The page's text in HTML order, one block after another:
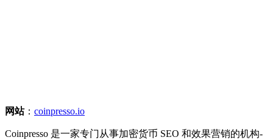
网站： coinpresso.io
Coinpresso 是一家专门从事加密货币 SEO 和效果营销的机构-